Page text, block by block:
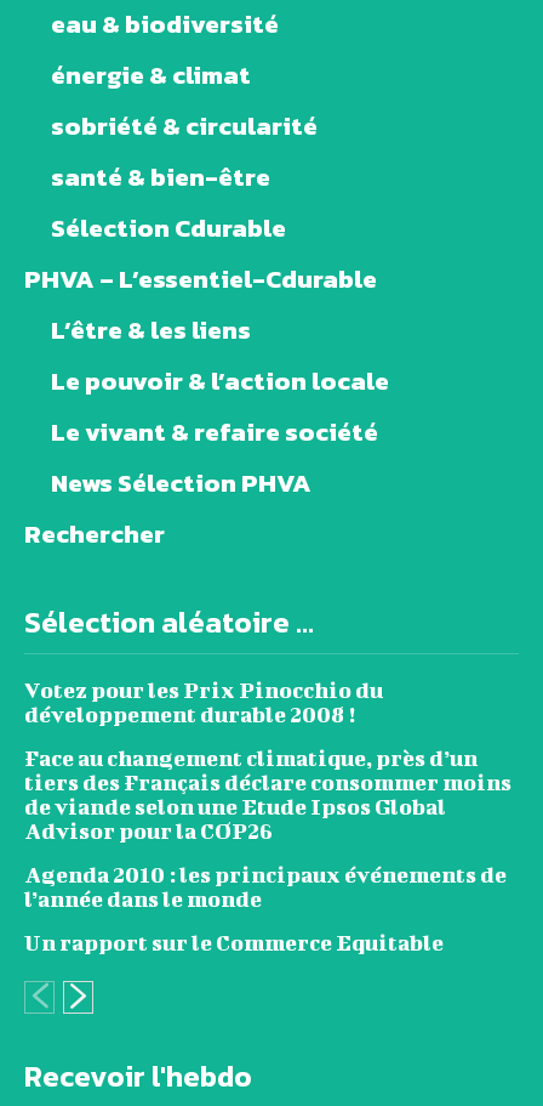
eau & biodiversité
énergie & climat
sobriété & circularité
santé & bien-être
Sélection Cdurable
PHVA – L’essentiel-Cdurable
L’être & les liens
Le pouvoir & l’action locale
Le vivant & refaire société
News Sélection PHVA
Rechercher
Sélection aléatoire ...
Votez pour les Prix Pinocchio du
développement durable 2008 !
Face au changement climatique, près d’un
tiers des Français déclare consommer moins
de viande selon une Etude Ipsos Global
Advisor pour la COP26
Agenda 2010 : les principaux événements de
l’année dans le monde
Un rapport sur le Commerce Equitable
Recevoir l'hebdo